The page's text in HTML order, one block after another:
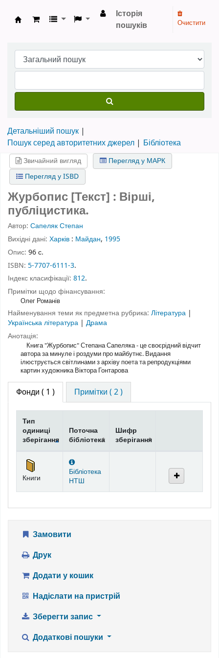
Бібліотека НТШ › Електронний каталог
Історія
пошуків
Очистити
Детальніший пошук
Пошук серед авторитетних джерел
Бібліотека
Звичайний вигляд
Перегляд у МАРК
Перегляд у ISBD
Журбопис [Текст] : Вірші,
публіцистика.
Автор: Сапеляк Степан
Вихідні дані: Харків : Майдан, 1995
Опис: 96 с.
ISBN: 5-7707-6111-3.
Індекс класифікації: 812.
Примітки щодо фінансування:
Олег Романів
Найменування теми як предметна рубрика: Література |
Українська література | Драма
Анотація:
Книга "Журбопис" Степана Сапеляка - це своєрідний відчит
автора за минуле і роздуми про майбутнє. Видання
ілюструється світлинами з архіву поета та репродукціями
картин художника Віктора Гонтарова
Фонди ( 1 ) Примітки ( 2 )
Тип
одиниці
зберігання
Поточна
бібліотека
Шифр
зберігання
Книги
Бібліотека
НТШ
Замовити
Друк
Додати у кошик
Надіслати на пристрій
Зберегти запис
Додаткові пошуки